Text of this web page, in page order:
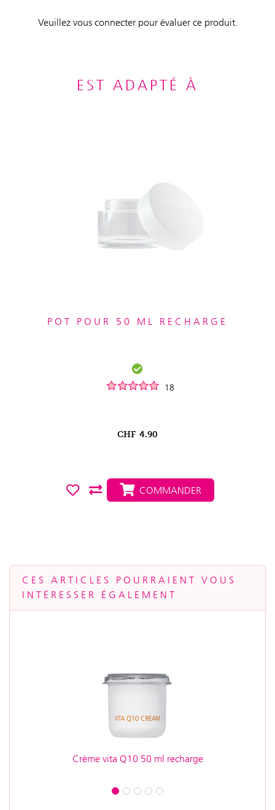
Veuillez vous connecter pour évaluer ce produit.
EST ADAPTÉ À
POT POUR 50 ML RECHARGE
18
CHF 4.90
COMMANDER
CES ARTICLES POURRAIENT VOUS
INTÉRESSER ÉGALEMENT
Crème vita Q10 50 ml recharge